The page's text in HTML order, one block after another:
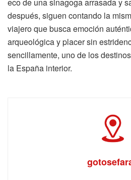
después, siguen contando la
viajero que busca emoción
arqueológica y placer sin
sencillamente, uno de los
la España interior.